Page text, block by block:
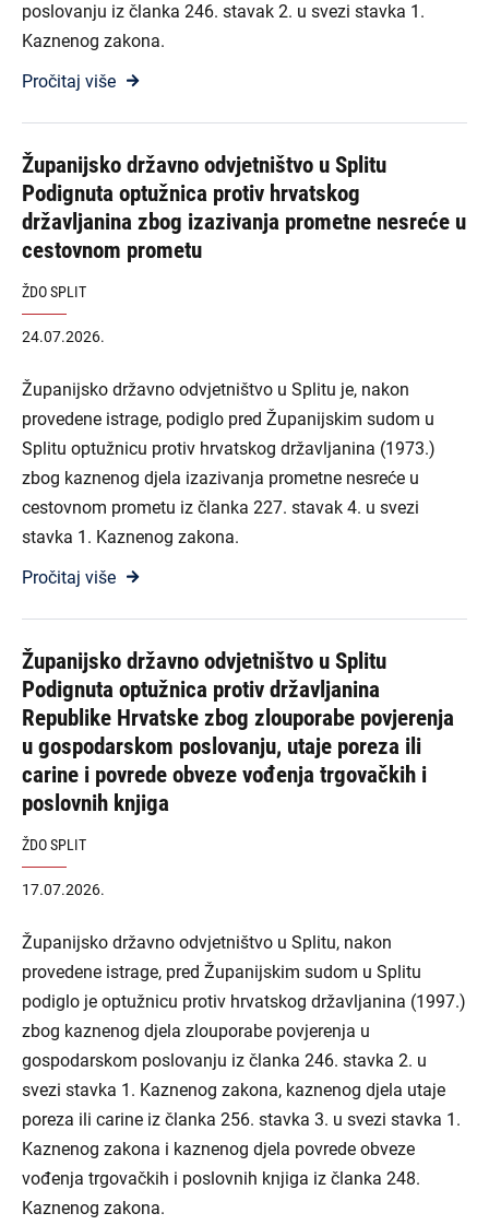
poslovanju iz članka 246. stavak 2. u svezi stavka 1.
Kaznenog zakona.
Pročitaj više
Županijsko državno odvjetništvo u Splitu
Podignuta optužnica protiv hrvatskog
državljanina zbog izazivanja prometne nesreće u
cestovnom prometu
ŽDO SPLIT
24.07.2026.
Županijsko državno odvjetništvo u Splitu je, nakon
provedene istrage, podiglo pred Županijskim sudom u
Splitu optužnicu protiv hrvatskog državljanina (1973.)
zbog kaznenog djela izazivanja prometne nesreće u
cestovnom prometu iz članka 227. stavak 4. u svezi
stavka 1. Kaznenog zakona.
Pročitaj više
Županijsko državno odvjetništvo u Splitu
Podignuta optužnica protiv državljanina
Republike Hrvatske zbog zlouporabe povjerenja
u gospodarskom poslovanju, utaje poreza ili
carine i povrede obveze vođenja trgovačkih i
poslovnih knjiga
ŽDO SPLIT
17.07.2026.
Županijsko državno odvjetništvo u Splitu, nakon
provedene istrage, pred Županijskim sudom u Splitu
podiglo je optužnicu protiv hrvatskog državljanina (1997.)
zbog kaznenog djela zlouporabe povjerenja u
gospodarskom poslovanju iz članka 246. stavka 2. u
svezi stavka 1. Kaznenog zakona, kaznenog djela utaje
poreza ili carine iz članka 256. stavka 3. u svezi stavka 1.
Kaznenog zakona i kaznenog djela povrede obveze
vođenja trgovačkih i poslovnih knjiga iz članka 248.
Kaznenog zakona.